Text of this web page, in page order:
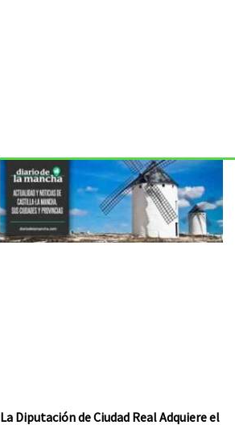
La Diputación de Ciudad Real Adquiere el